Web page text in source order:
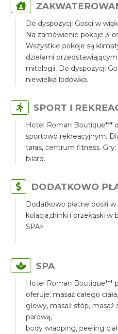
Do dyspozycji Gości w
Na zamówienie pokoje 3-
Wszystkie pokoje są
dziełami
mitologii. Do dyspozycji
niewielka lodówka.
SPORT I
Hotel Roman Boutique***
sportowo rekreacyjnym.
taras, centrum fitness.
bilard.
DODATKOWO
Dodatkowo płatne posiłi
kolacja,drinki i przekąski w
SPA>
SPA
Hotel Roman Boutique***
oferuje: masaż całego
głowy, masaż stóp, masaż
parową,
body wrapping, peeling